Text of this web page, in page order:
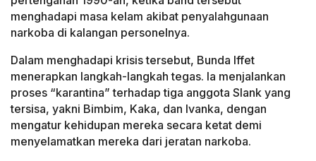
menghadapi masa kelam akibat penyalahgunaan
narkoba di kalangan personelnya.
Dalam menghadapi krisis tersebut, Bunda Iffet
menerapkan langkah-langkah tegas. Ia menjalankan
proses “karantina” terhadap tiga anggota Slank yang
tersisa, yakni Bimbim, Kaka, dan Ivanka, dengan
mengatur kehidupan mereka secara ketat demi
menyelamatkan mereka dari jeratan narkoba.